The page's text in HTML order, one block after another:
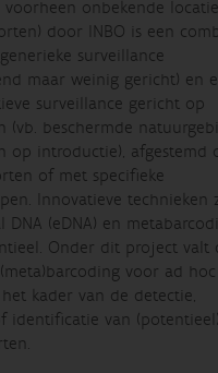
onbekende
door INBO is een
surveillance
maar weinig gericht) en
surveillance gericht op
(vb. beschermde
op introductie), afgestemd
of met specifieke
Innovatieve technieken
DNA (eDNA) en
Onder dit project valt
voor ad hoc
kader van de detectie,
identificatie van (potentieel)